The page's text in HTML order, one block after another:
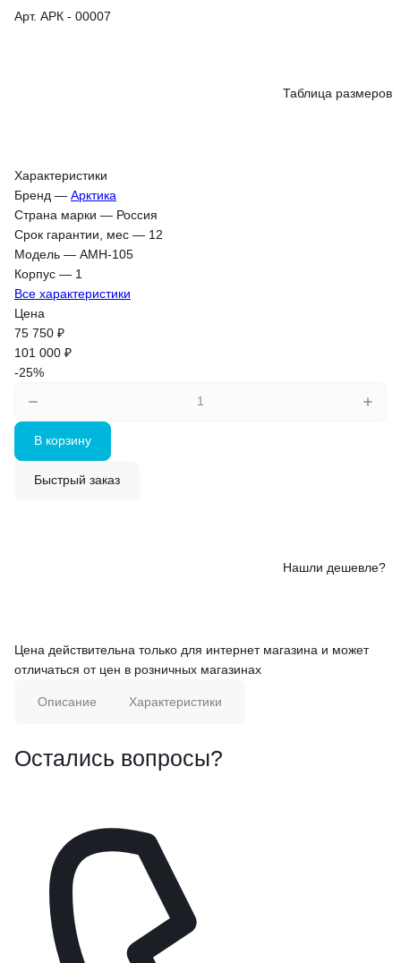
Арт. АРК - 00007
Таблица размеров
Характеристики
Бренд — Арктика
Страна марки — Россия
Срок гарантии, мес — 12
Модель — АМН-105
Корпус — 1
Все характеристики
Цена
75 750 ₽
101 000 ₽
-25%
В корзину
Быстрый заказ
Нашли дешевле?
Цена действительна только для интернет магазина и может
отличаться от цен в розничных магазинах
Описание Характеристики
Остались вопросы?